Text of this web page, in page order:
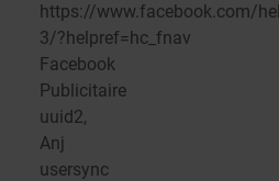
https://www.facebook.com/
3/?helpref=hc_fnav
Facebook
Publicitaire
uuid2,
Anj
usersync